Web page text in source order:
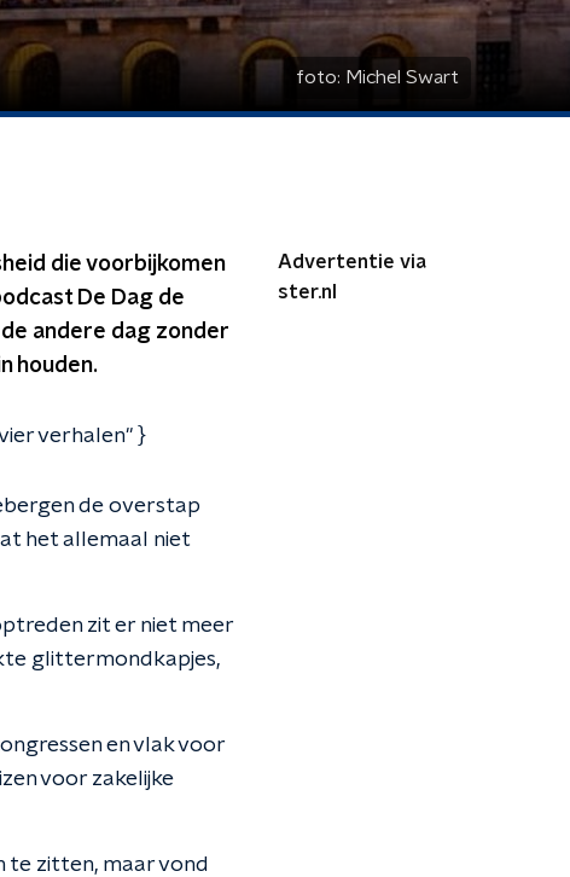
foto: Michel Swart
die voorbijkomen
De Dag de
andere dag zonder
houden.
verhalen" }
de overstap
het allemaal niet
zit er niet meer
glittermondkapjes,
en vlak voor
voor zakelijke
te zitten, maar vond
Advertentie via
ster.nl